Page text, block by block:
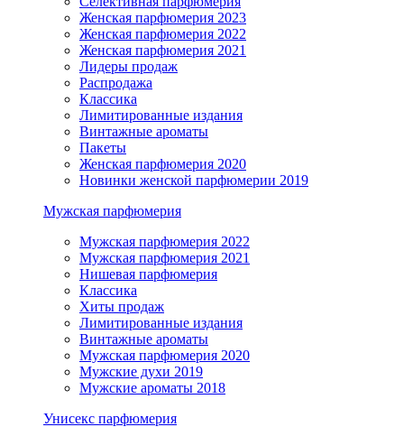
Женская парфюмерия 2023
Женская парфюмерия 2022
Женская парфюмерия 2021
Лидеры продаж
Распродажа
Классика
Лимитированные издания
Винтажные ароматы
Пакеты
Женская парфюмерия 2020
Новинки женской парфюмерии 2019
Мужская парфюмерия
Мужская парфюмерия 2022
Мужская парфюмерия 2021
Нишевая парфюмерия
Классика
Хиты продаж
Лимитированные издания
Винтажные ароматы
Мужская парфюмерия 2020
Мужские духи 2019
Мужские ароматы 2018
Унисекс парфюмерия